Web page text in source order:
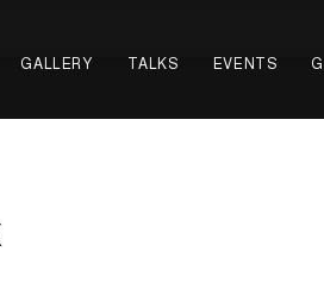
GALLERY TALKS EVENTS